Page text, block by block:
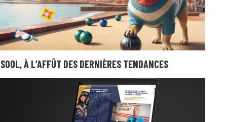
SOOL, À L’AFFÛT DES DERNIÈRES TENDANCES